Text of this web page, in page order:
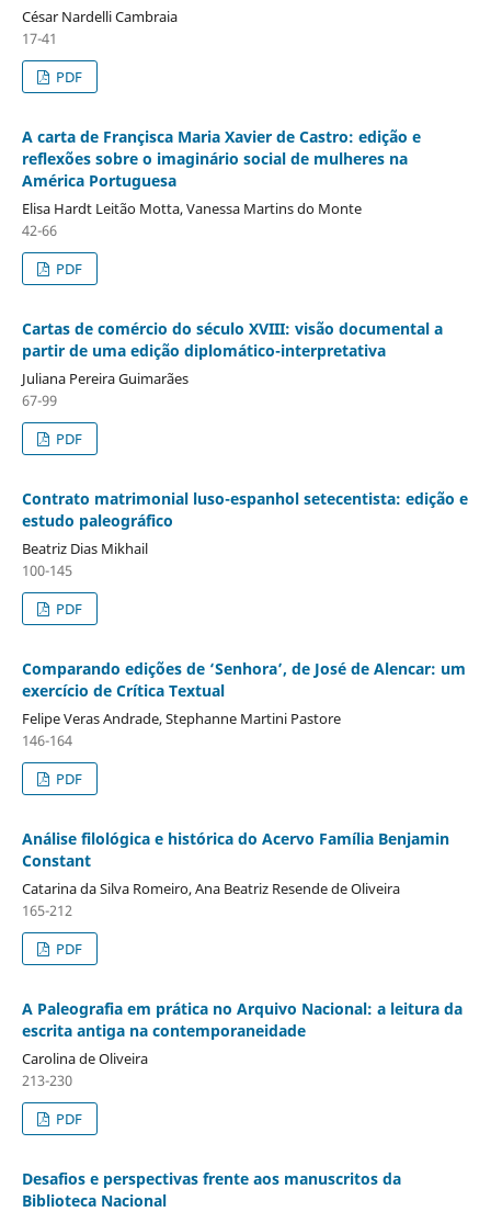
César Nardelli Cambraia
17-41
PDF
A carta de Françisca Maria Xavier de Castro: edição e
reflexões sobre o imaginário social de mulheres na
América Portuguesa
Elisa Hardt Leitão Motta, Vanessa Martins do Monte
42-66
PDF
Cartas de comércio do século XVIII: visão documental a
partir de uma edição diplomático-interpretativa
Juliana Pereira Guimarães
67-99
PDF
Contrato matrimonial luso-espanhol setecentista: edição e
estudo paleográfico
Beatriz Dias Mikhail
100-145
PDF
Comparando edições de ‘Senhora’, de José de Alencar: um
exercício de Crítica Textual
Felipe Veras Andrade, Stephanne Martini Pastore
146-164
PDF
Análise filológica e histórica do Acervo Família Benjamin
Constant
Catarina da Silva Romeiro, Ana Beatriz Resende de Oliveira
165-212
PDF
A Paleografia em prática no Arquivo Nacional: a leitura da
escrita antiga na contemporaneidade
Carolina de Oliveira
213-230
PDF
Desafios e perspectivas frente aos manuscritos da
Biblioteca Nacional